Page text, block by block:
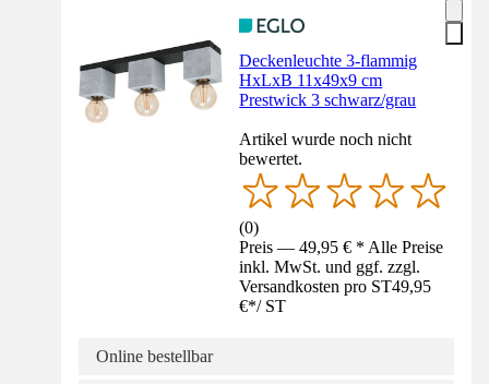
Deckenleuchte 3-flammig
HxLxB 11x49x9 cm
Prestwick 3 schwarz/grau
Artikel wurde noch nicht
bewertet.
(0)
Preis — 49,95 € * Alle Preise
inkl. MwSt. und ggf. zzgl.
Versandkosten pro ST49,95
€*/ ST
Online bestellbar